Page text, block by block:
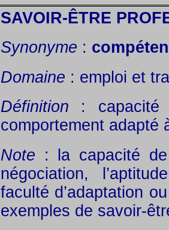
SAVOIR-ÊTRE
Synonyme :
Domaine : emploi et
Définition : capacité
comportement adapté
Note : la capacité de
négociation,
faculté d’adaptation
exemples de savoir-